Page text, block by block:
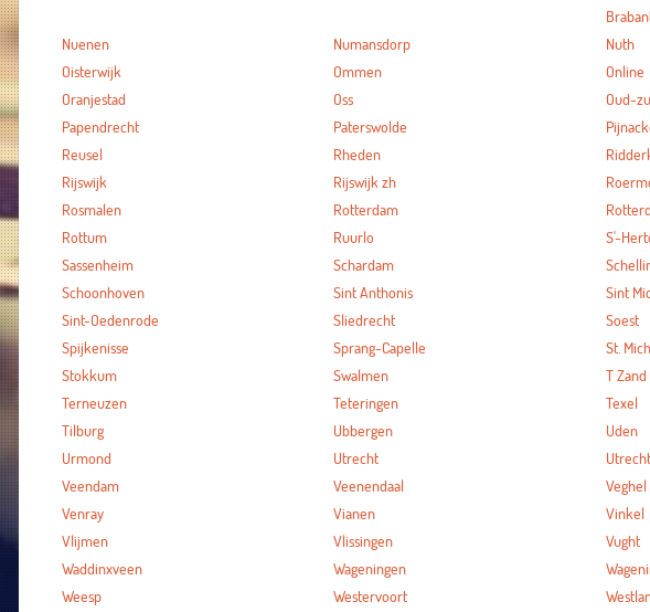
Nuenen
Numansdorp Nuth
Oisterwijk
Ommen Online
Oranjestad
Oss Oud-
Papendrecht
Paterswolde
Reusel
Rheden
Rijswijk
Rijswijk zh
Rosmalen
Rotterdam
Rottum
Ruurlo S'-
Sassenheim
Schardam
Schoonhoven
Sint Anthonis Sint
Sint-Oedenrode
Sliedrecht Soest
Spijkenisse
Sprang-Capelle St.
Stokkum
Swalmen T Zand
Terneuzen
Teteringen Texel
Tilburg
Ubbergen Uden
Urmond
Utrecht
Veendam
Veenendaal Veghel
Venray
Vianen Vinkel
Vlijmen
Vlissingen Vught
Waddinxveen
Wageningen
Weesp
Westervoort